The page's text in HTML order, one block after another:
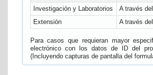
Investigación y Laboratorios
A través del
Extensión
A través del
Para casos que requieran mayor
electrónico con los datos de ID del
(Incluyendo capturas de pantalla del